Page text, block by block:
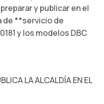
y publicar en el
de **servicio de
y los modelos DBC
LA ALCALDÍA EN EL